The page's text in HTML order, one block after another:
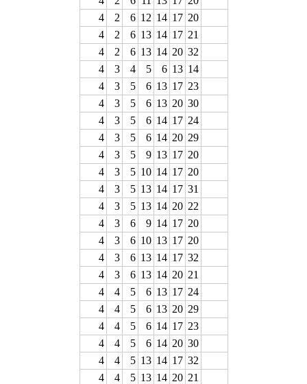
4
2 6 12 14 17 20
4
2 6 13 14 17 21
4
2 6 13 14 20 32
4
3 4 5 6 13 14
4
3 5 6 13 17 23
4
3 5 6 13 20 30
4
3 5 6 14 17 24
4
3 5 6 14 20 29
4
3 5 9 13 17 20
4
3 5 10 14 17 20
4
3 5 13 14 17 31
4
3 5 13 14 20 22
4
3 6 9 14 17 20
4
3 6 10 13 17 20
4
3 6 13 14 17 32
4
3 6 13 14 20 21
4
4 5 6 13 17 24
4
4 5 6 13 20 29
4
4 5 6 14 17 23
4
4 5 6 14 20 30
4
4 5 13 14 17 32
4
4 5 13 14 20 21